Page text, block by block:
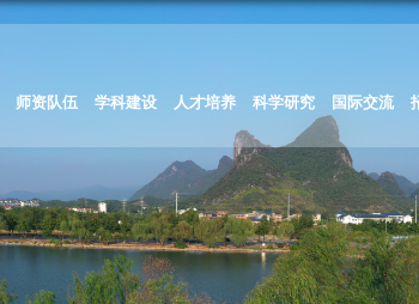
师资队伍 学科建设 人才培养 科学研究 国际交流